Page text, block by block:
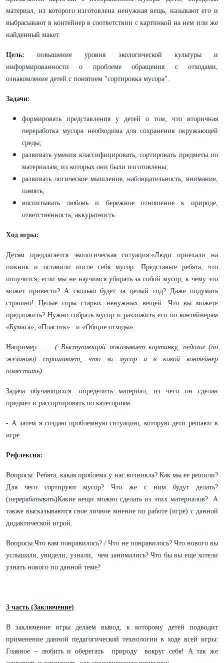
материал, из которого изготовлена ненужная вещь, называют его и
выбрасывают в контейнер в соответствии с картинкой на нем или же
найденный макет.
Цель: повышение уровня экологической культуры и
информированности о проблеме обращения с отходами,
ознакомление детей с понятием "сортировка мусора".
Задачи:
формировать представления у детей о том, что вторичная
переработка мусора необходима для сохранения окружающей
среды;
развивать умения классифицировать, сортировать предметы по
материалам, из которых они были изготовлены;
развивать логическое мышление, наблюдательность, внимание,
память;
воспитывать любовь и бережное отношение к природе,
ответственность, аккуратность
Ход игры:
Детям предлагается экологическая ситуация:«Люди приехали на
пикник и оставили после себя мусор. Представьте ребята, что
получится, если мы не научимся убирать за собой мусор, к чему это
может привести? А сколько будет за целый год? Даже подумать
страшно! Целые горы старых ненужных вещей. Что вы можете
предложить? Нужно собрать мусор и разложить его по контейнерам
«Бумага», «Пластик» и «Общие отходы».
Например…. : ( Выступающий показывает картинку, педагог (по
желанию) спрашивает, что за мусор и в какой контейнер
поместить).
Задача обучающихся: определить материал, из чего он сделан
предмет и рассортировать по категориям.
- А затем я создаю проблемную ситуацию, которую дети решают в
игре.
Рефлексия:
Вопросы: Ребята, какая проблема у нас возникла? Как мы ее решили?
Для чего сортируют мусор? Что же с ним будут делать?
(перерабатывать)Какие вещи можно сделать из этих материалов? А
также высказываются свое личное мнение по работе (игре) с данной
дидактической игрой.
Вопросы:Что вам понравилось? / Что не понравилось? Что нового вы
услышали, увидели, узнали, чем занимались? Что бы вы еще хотели
узнать нового по данной теме?
3 часть (Заключение)
В заключение игры делаем вывод, к которому детей подводит
применение данной педагогической технологии в ходе всей игры:
Главное – любить и оберегать природу вокруг себя! А так же